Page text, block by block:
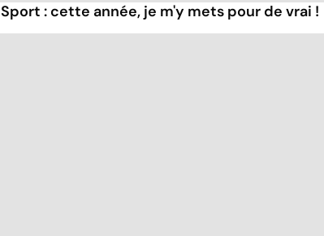
Sport : cette année, je m'y mets pour de vrai !